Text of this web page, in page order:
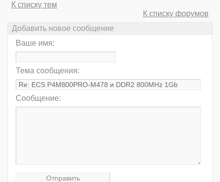
К списку тем
К списку форумов
Добавить новое сообщение
Ваше имя:
Тема сообщения:
Сообщение: